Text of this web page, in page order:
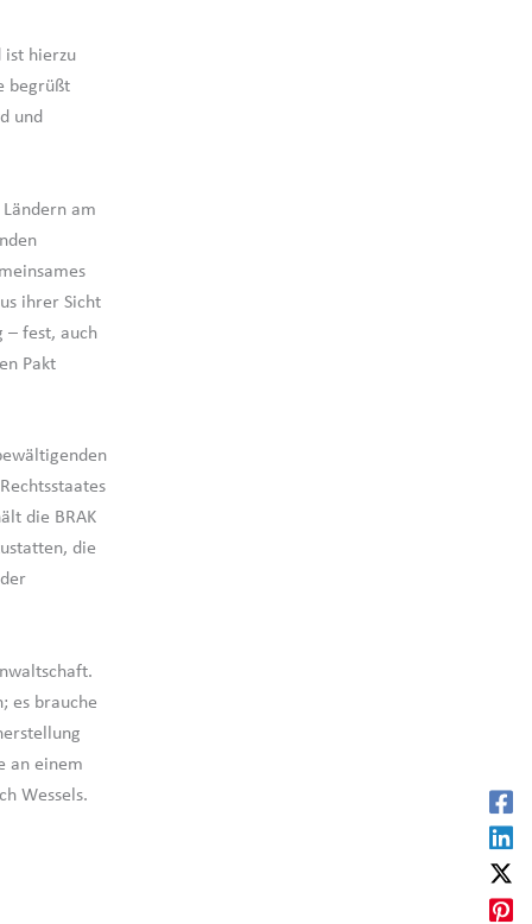
ist hierzu
begrüßt
und
am
ihrer Sicht
– fest, auch
Pakt
die BRAK
die
es brauche
an einem
Wessels.